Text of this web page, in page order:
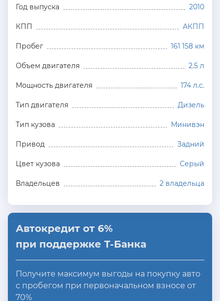
Год выпуска 2010
КПП АКПП
Пробег 161 158 км
Объем двигателя 2.5 л
Мощность двигателя 174 л.с.
Тип двигателя Дизель
Тип кузова Минивэн
Привод Задний
Цвет кузова Серый
Владельцев 2 владельца
Автокредит от 6%
при поддержке Т-Банка
Получите максимум выгоды на покупку авто
с пробегом при первоначальном взносе от
70%